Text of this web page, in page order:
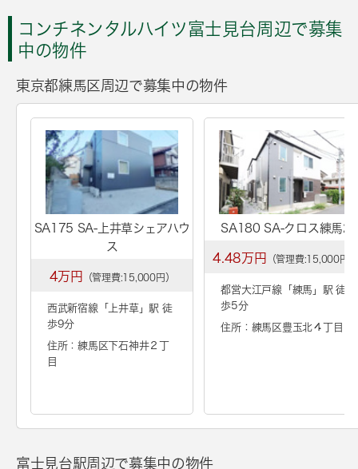
コンチネンタルハイツ富士見台周辺で募集
中の物件
東京都練馬区周辺で募集中の物件
SA175 SA-上井草シェアハウ
ス
4万円 （管理費:15,000円）
西武新宿線「 上井草」駅 徒
歩9分
住所：練馬区下石神井２丁
目
SA180 SA-クロス練馬2
4.48万円 （管理費:15,000円）
都営大江戸線「 練馬 」駅 徒
歩5分
住所：練馬区豊玉北４丁目
富士見台駅周辺で募集中の物件